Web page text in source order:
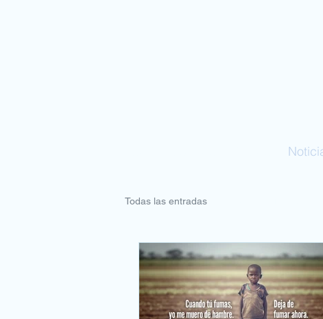
Todas las entradas